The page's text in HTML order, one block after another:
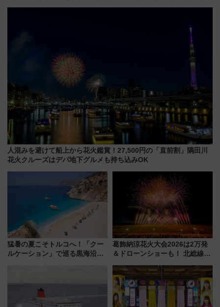
人混みを避けて船上から花火鑑賞！27,500円の「直前割」隅田川
花火クルーズはデパ地下グルメも持ち込みOK
猛暑の夏こそトルコへ！「クー
ルケーション」で巡る黒海沿岸
れるべき世界の旅先』
葛飾納涼花火大会2026は2万発
＆ドローンショーも！ 北総線を
車、観覧スポット情報と周辺観
光まとめ（7/28開催）